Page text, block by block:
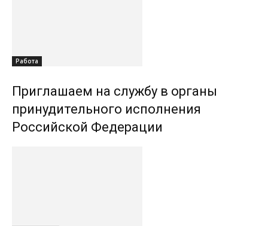
Работа
Приглашаем на службу в органы
принудительного исполнения
Российской Федерации